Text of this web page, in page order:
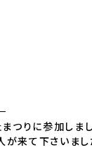
つりに参加しま
来て下さいまし